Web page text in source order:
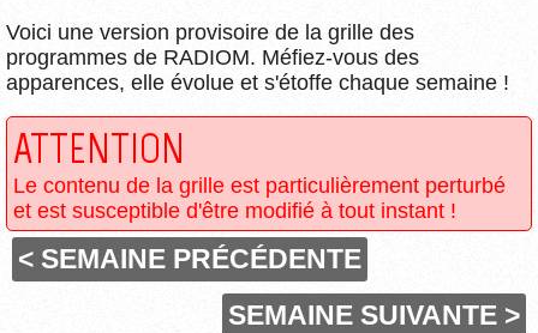
Voici une version provisoire de la grille des
programmes de RADIOM. Méfiez-vous des
apparences, elle évolue et s'étoffe chaque semaine !
ATTENTION
Le contenu de la grille est particulièrement perturbé
et est susceptible d'être modifié à tout instant !
< SEMAINE PRÉCÉDENTE
SEMAINE SUIVANTE >